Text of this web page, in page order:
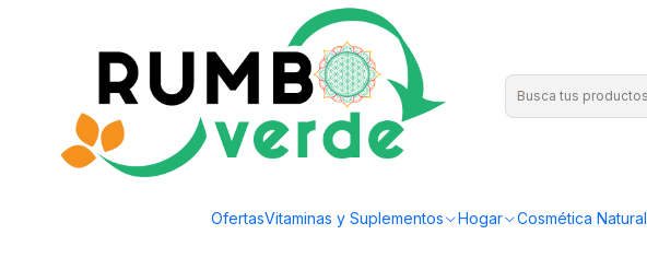
OfertasVitaminas y Suplementos Hogar Cosmética Natural
Envío gratis por compras sobre los 59.990 en la provincia de Santiago
Bebidas Naturales Té, Café y Mate YI-YI - Yerba mate Premium con Palo 400grs